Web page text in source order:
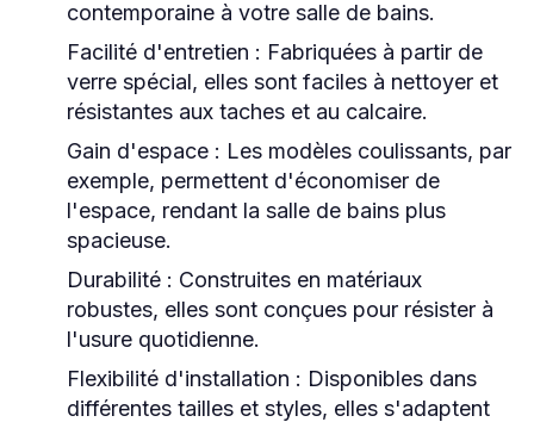
contemporaine à votre salle de bains.
Facilité d'entretien : Fabriquées à partir de
verre spécial, elles sont faciles à nettoyer et
résistantes aux taches et au calcaire.
Gain d'espace : Les modèles coulissants, par
exemple, permettent d'économiser de
l'espace, rendant la salle de bains plus
spacieuse.
Durabilité : Construites en matériaux
robustes, elles sont conçues pour résister à
l'usure quotidienne.
Flexibilité d'installation : Disponibles dans
différentes tailles et styles, elles s'adaptent